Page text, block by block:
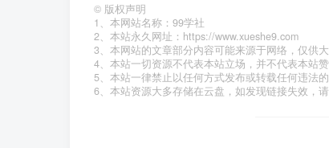
© 版权声明
1、本网站名称：99学社
2、本站永久网址：https://www.xueshe9.com
3、本网站的文章部分内容可能来源于网络，仅供
4、本站一切资源不代表本站立场，并不代表本站
5、本站一律禁止以任何方式发布或转载任何违法
6、本站资源大多存储在云盘，如发现链接失效，